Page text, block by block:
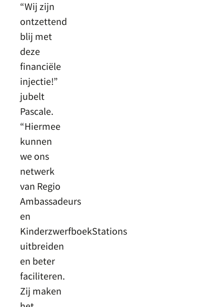
“Wij zijn
ontzettend
blij met
deze
financiële
injectie!”
jubelt
Pascale.
“Hiermee
kunnen
we ons
netwerk
van Regio
Ambassadeurs
en
KinderzwerfboekStations
uitbreiden
en beter
faciliteren.
Zij maken